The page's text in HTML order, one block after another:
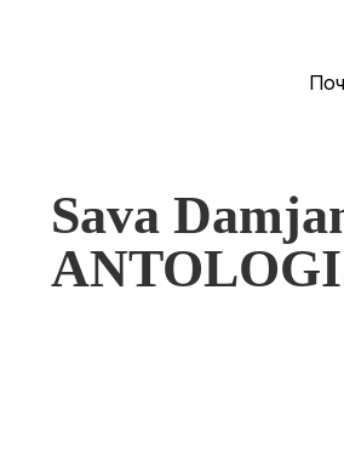
Sava